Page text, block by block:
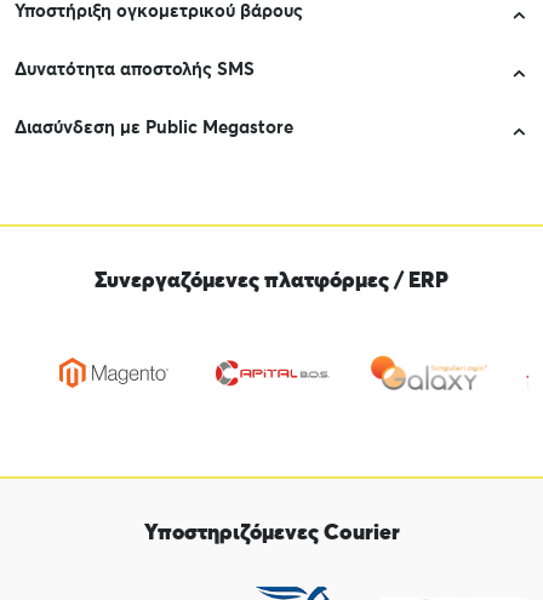
Υποστήριξη ογκομετρικού βάρους
Δυνατότητα αποστολής SMS
Διασύνδεση με Public Megastore
Συνεργαζόμενες πλατφόρμες / ERP
Υποστηριζόμενες Courier